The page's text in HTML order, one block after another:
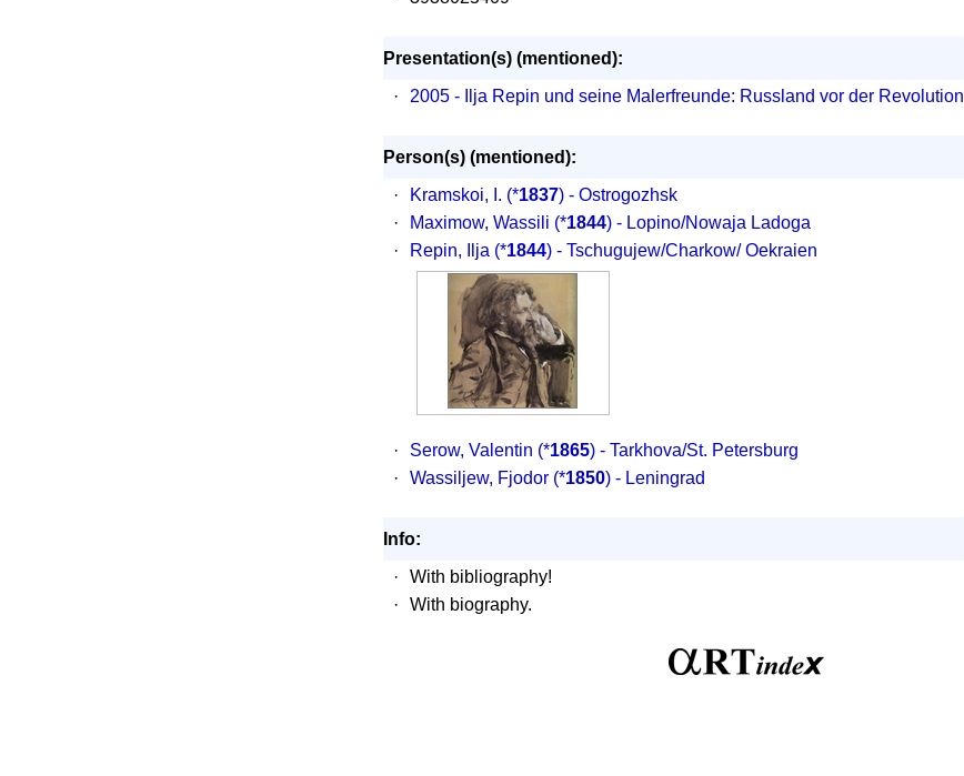
Presentation(s) (mentioned):
·
2005 - Ilja Repin und seine Malerfreunde: Russland vor der Revolution
Person(s) (mentioned):
·
Kramskoi, I. (*1837) - Ostrogozhsk
·
Maximow, Wassili (*1844) - Lopino/Nowaja Ladoga
·
Repin, Ilja (*1844) - Tschugujew/Charkow/ Oekraien
· Serow, Valentin (*1865) - Tarkhova/St. Petersburg
·
Wassiljew, Fjodor (*1850) - Leningrad
Info:
·
With bibliography!
·
With biography.